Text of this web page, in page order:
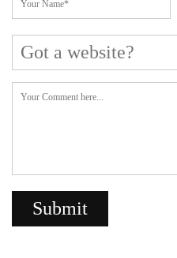
Cerca L’articolo